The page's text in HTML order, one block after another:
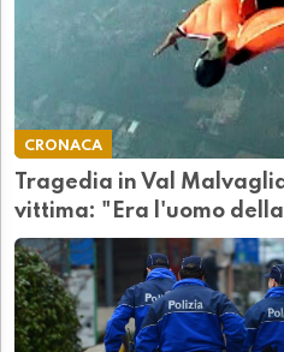
CRONACA
Tragedia in Val
vittima: "Era l'uomo